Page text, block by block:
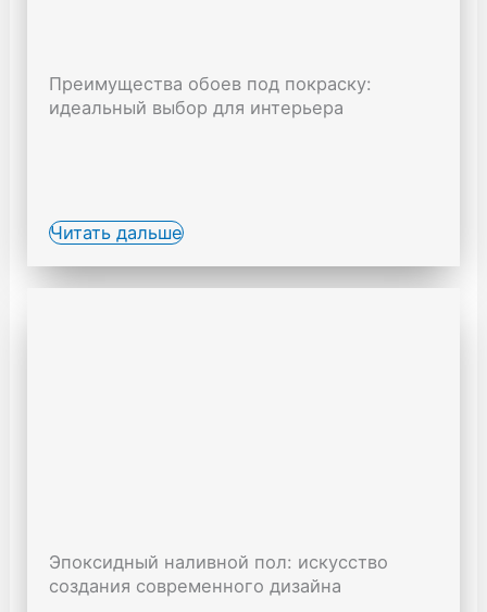
Преимущества обоев под покраску:
идеальный выбор для интерьера
Читать дальше
Эпоксидный наливной пол: искусство
создания современного дизайна